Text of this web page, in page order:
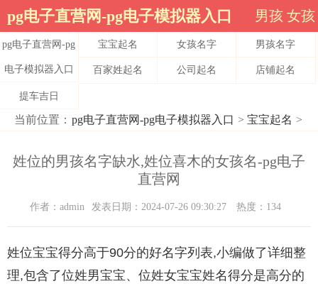
pg电子直营网-pg电子模拟器入口 男孩 女孩
pg电子直营网-pg
电子模拟器入口
宝宝起名 女孩名字 男孩名字
百家姓起名 公司起名 店铺起名
提车吉日
当前位置： pg电子直营网-pg电子模拟器入口 > 宝宝起名 >
姓位的男孩名字缺水,姓位喜木的女孩名-pg电子
直营网
作者：admin 发表日期：2024-07-26 09:30:27 热度：134
姓位宝宝得分高于90分的好名字列表,小编做了详细整
理,包含了位姓男宝宝、位姓女宝宝姓名得分是高分的